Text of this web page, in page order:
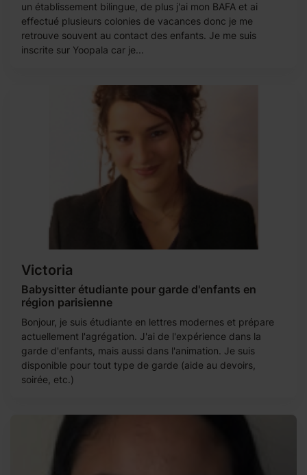
un établissement bilingue, de plus j'ai mon BAFA et ai
effectué plusieurs colonies de vacances donc je me
retrouve souvent au contact des enfants. Je me suis
inscrite sur Yoopala car je...
Victoria
Babysitter étudiante pour garde d'enfants en
région parisienne
Bonjour, je suis étudiante en lettres modernes et prépare
actuellement l'agrégation. J'ai de l'expérience dans la
garde d'enfants, mais aussi dans l'animation. Je suis
disponible pour tout type de garde (aide au devoirs,
soirée, etc.)